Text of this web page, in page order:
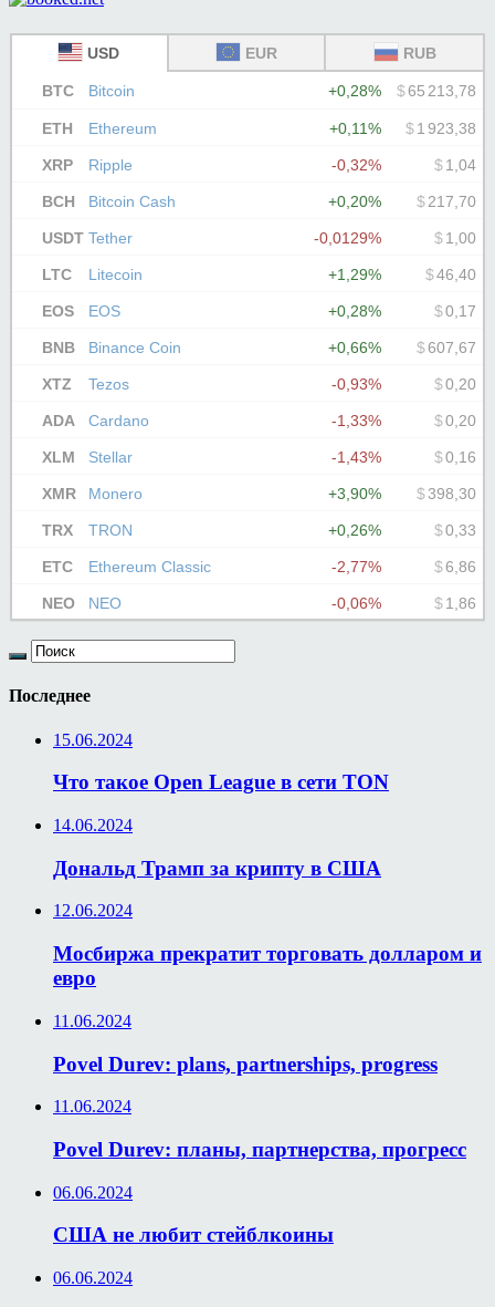
Последнее
15.06.2024
Что такое Open League в сети TON
14.06.2024
Дональд Трамп за крипту в США
12.06.2024
Мосбиржа прекратит торговать долларом и
евро
11.06.2024
Povel Durev: plans, partnerships, progress
11.06.2024
Povel Durev: планы, партнерства, прогресс
06.06.2024
США не любит стейблкоины
06.06.2024